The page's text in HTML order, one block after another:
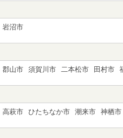
岩沼市
郡山市 須賀川市 二本松市 田村市
高萩市 ひたちなか市 潮来市 神栖市